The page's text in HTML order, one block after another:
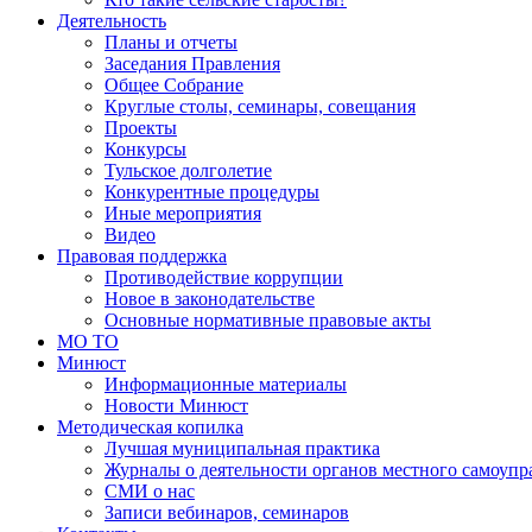
Деятельность
Планы и отчеты
Заседания Правления
Общее Собрание
Круглые столы, семинары, совещания
Проекты
Конкурсы
Тульское долголетие
Конкурентные процедуры
Иные мероприятия
Видео
Правовая поддержка
Противодействие коррупции
Новое в законодательстве
Основные нормативные правовые акты
МО ТО
Минюст
Информационные материалы
Новости Минюст
Методическая копилка
Лучшая муниципальная практика
Журналы о деятельности органов местного
СМИ о нас
Записи вебинаров, семинаров